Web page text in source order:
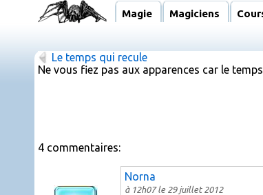
Magie Magiciens
Le temps qui recule
Ne vous fiez pas aux apparences car le
4 commentaires:
Norna
à 12h07 le 29 juillet 2012